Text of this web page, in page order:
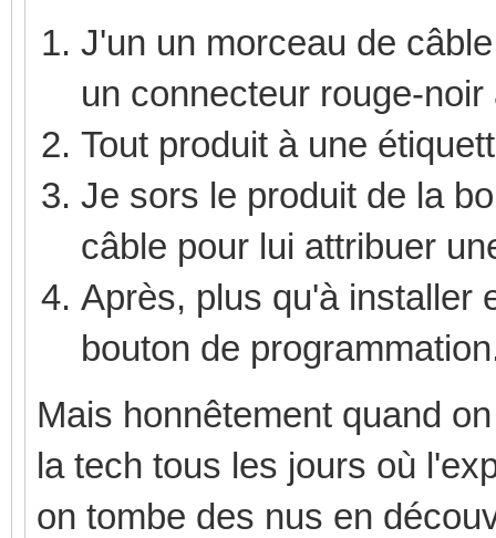
J'un un morceau de
un connecteur rouge-
Tout produit à une
Je sors le produit de la
câble pour lui attribuer
Après, plus qu'à installer
bouton de
Mais honnêtement quand
la tech tous les jours où
on tombe des nus en